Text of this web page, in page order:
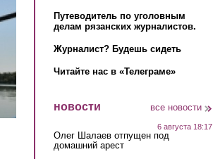
Путеводитель по уголовным
делам рязанских журналистов.
Журналист? Будешь сидеть
Читайте нас в «Телеграме»
новости все новости
6 августа 18:17
Олег Шалаев отпущен под
домашний арест